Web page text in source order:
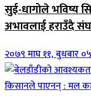
सुई-धागोले भविष्य
अभावलाई हराउँदै
२०७९ माघ ११, बुधबार